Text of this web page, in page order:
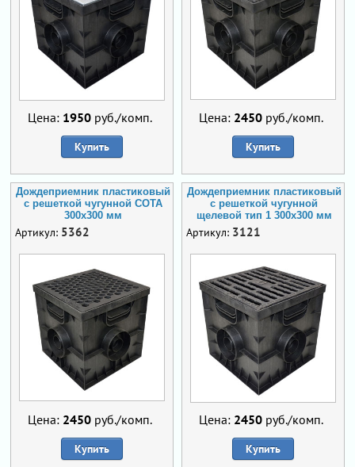
Цена: 1950 руб./комп.
Купить
Цена: 2450 руб./комп.
Купить
Дождеприемник пластиковый
с решеткой чугунной СОТА
300х300 мм
Артикул: 5362
Цена: 2450 руб./комп.
Купить
Дождеприемник пластиковый
с решеткой чугунной
щелевой тип 1 300х300 мм
Артикул: 3121
Цена: 2450 руб./комп.
Купить